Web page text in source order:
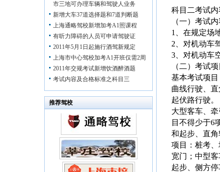
市三地可办理车辆和驾驶人业务
新增大车37道选择题和7道判断题
上海通略驾校新增加考A1照课程
有听力障碍的人员可申请驾驶证
2011年5月1日起施行酒驾新规定
上海市中心驾校加考A1开班仅需2周
2011年交规考试新增饮酒醉酒题
考试内容及合格标准之科目三
推荐驾校
科目二考试
（一）考试
1、在规定场
2、对机动车
3、对机动车
（二）考试
基本考试项
曲线行驶、
起伏路行驶。
大型客车、
目不得少于6
和起步、直
项目：桩考
宽门；中型
起步、侧方